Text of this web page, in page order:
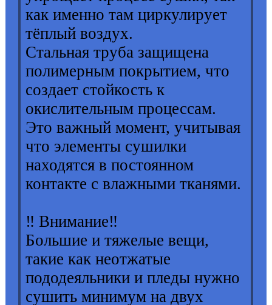
как именно там циркулирует
тёплый воздух.
Стальная труба защищена
полимерным покрытием, что
создает стойкость к
окислительным процессам.
Это важный момент, учитывая
что элементы сушилки
находятся в постоянном
контакте с влажными тканями.
‼️ Внимание‼️
Большие и тяжелые вещи,
такие как неотжатые
пододеяльники и пледы нужно
сушить минимум на двух